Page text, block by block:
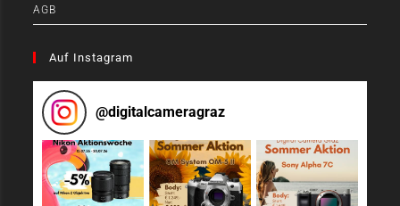
AGB
Auf Instagram
@digitalcameragraz